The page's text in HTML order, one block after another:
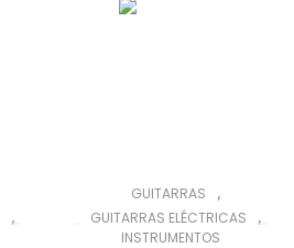
,
GUITARRAS ,
GUITARRAS ELÉCTRICAS ,
INSTRUMENTOS